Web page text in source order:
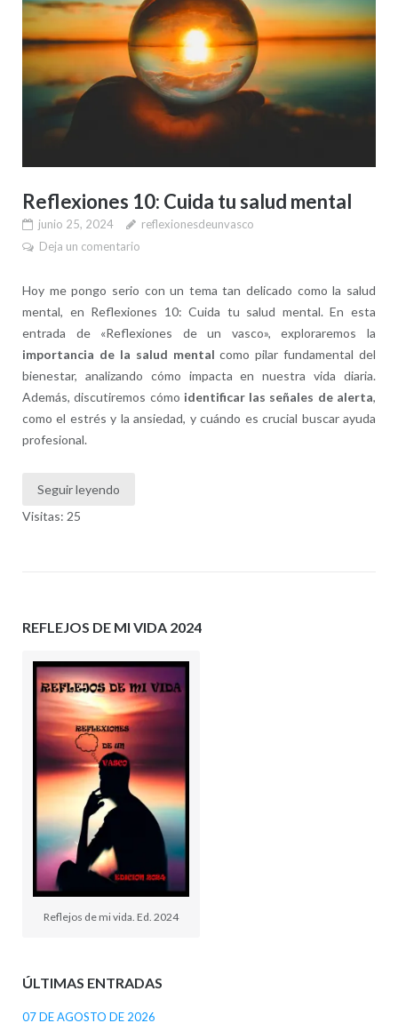
Reflexiones 10: Cuida tu salud mental
junio 25, 2024
reflexionesdeunvasco
Deja un comentario
Hoy me pongo serio con un tema tan delicado como la salud
mental, en Reflexiones 10: Cuida tu salud mental. En esta
entrada de «Reflexiones de un vasco», exploraremos la
importancia de la salud mental como pilar fundamental del
bienestar, analizando cómo impacta en nuestra vida diaria.
Además, discutiremos cómo identificar las señales de alerta,
como el estrés y la ansiedad, y cuándo es crucial buscar ayuda
profesional.
Seguir leyendo
Visitas: 25
REFLEJOS DE MI VIDA 2024
Reflejos de mi vida. Ed. 2024
ÚLTIMAS ENTRADAS
07 DE AGOSTO DE 2026